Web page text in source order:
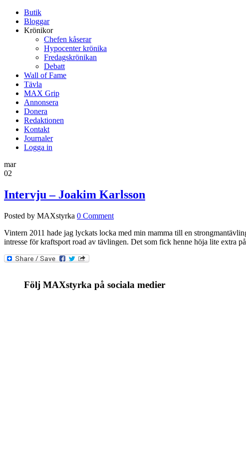
Butik
Bloggar
Krönikor
Chefen kåserar
Hypocenter krönika
Fredagskrönikan
Debatt
Wall of Fame
Tävla
MAX Grip
Annonsera
Donera
Redaktionen
Kontakt
Journaler
Logga in
mar
02
Intervju – Joakim Karlsson
Posted by MAXstyrka 0 Comment
Vintern 2011 hade jag lyckats locka med min mamma till en
intresse för kraftsport road av tävlingen. Det som fick henne höja lite extra
Följ MAXstyrka på sociala medier